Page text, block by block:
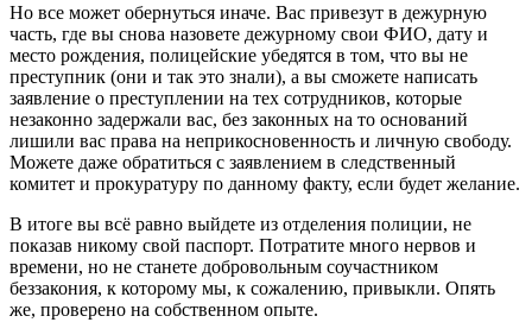
Но все может обернуться иначе. Вас привезут в дежурную
часть, где вы снова назовете дежурному свои ФИО, дату и
место рождения, полицейские убедятся в том, что вы не
преступник (они и так это знали), а вы сможете написать
заявление о преступлении на тех сотрудников, которые
незаконно задержали вас, без законных на то оснований
лишили вас права на неприкосновенность и личную свободу.
Можете даже обратиться с заявлением в следственный
комитет и прокуратуру по данному факту, если будет желание.
В итоге вы всё равно выйдете из отделения полиции, не
показав никому свой паспорт. Потратите много нервов и
времени, но не станете добровольным соучастником
беззакония, к которому мы, к сожалению, привыкли. Опять
же, проверено на собственном опыте.